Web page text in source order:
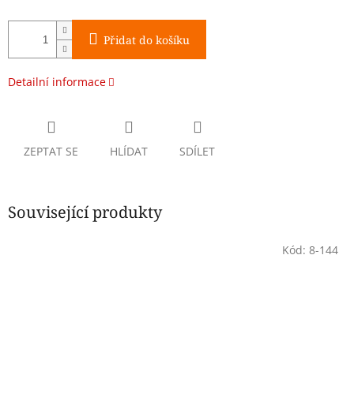
Přidat do košíku
Detailní informace
ZEPTAT SE HLÍDAT SDÍLET
Související produkty
Kód: 8-144